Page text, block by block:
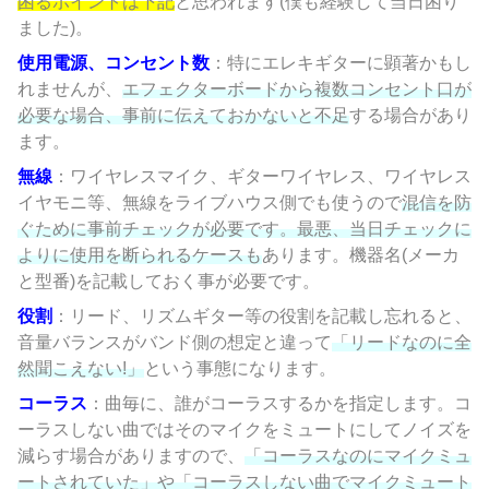
ました)。
使用電源、コンセント数 ：特にエレキギターに顕著かもし
れませんが、 エフェクターボードから複数コンセント口が
必要な場合、事前に伝えておかないと不足する場合があり
ます。
無線 ：ワイヤレスマイク、ギターワイヤレス、ワイヤレス
イヤモニ等、無線をライブハウス側でも使うので混信を防
ぐために事前チェックが必要です。最悪、当日チェックに
よりに使用を断られるケースもあります。機器名(メーカ
と型番)を記載しておく事が必要です。
役割 ：リード、リズムギター等の役割を記載し忘れると、
音量バランスがバンド側の想定と違って「リードなのに全
然聞こえない!」という事態になります。
コーラス ：曲毎に、誰がコーラスするかを指定します。コ
ーラスしない曲ではそのマイクをミュートにしてノイズを
減らす場合がありますので、 「コーラスなのにマイクミュ
ートされていた」や「コーラスしない曲でマイクミュート